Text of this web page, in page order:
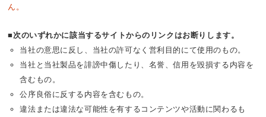
ん。
■次のいずれかに該当するサイトからのリンクはお断りします。
当社の意思に反し、当社の許可なく営利目的にて使用のもの。
当社と当社製品を誹謗中傷したり、名誉、信用を毀損する内容を
含むもの。
公序良俗に反する内容を含むもの。
違法または違法な可能性を有するコンテンツや活動に関わるも